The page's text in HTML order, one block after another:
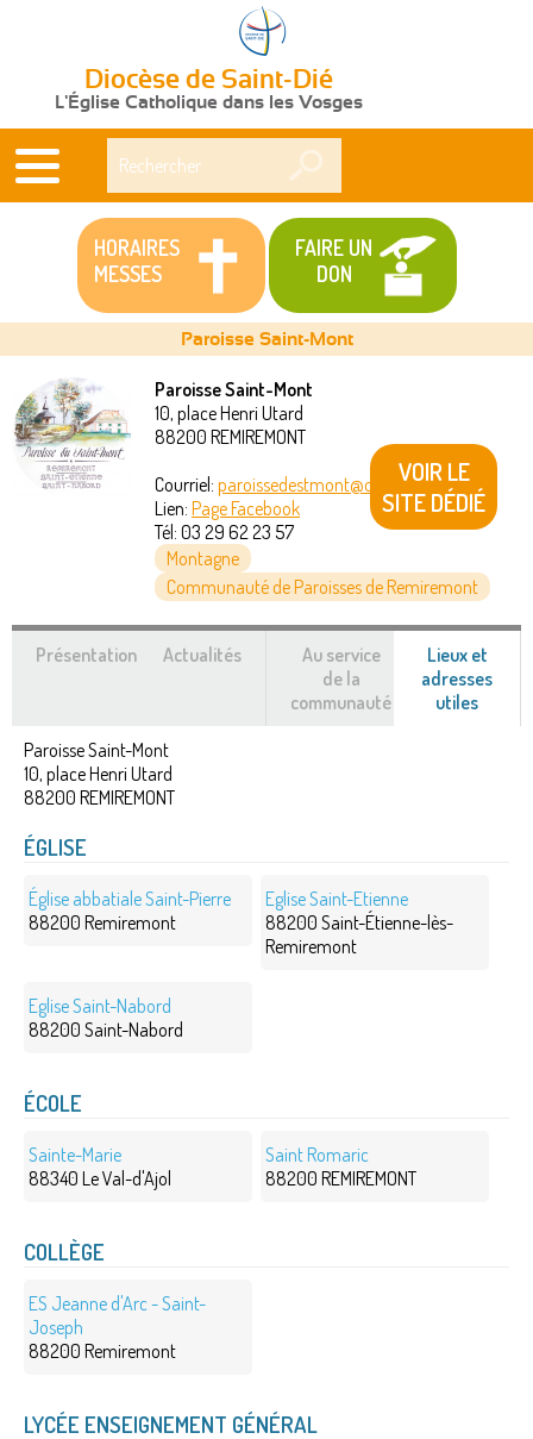
Diocèse de Saint-Dié
L'Église Catholique dans les Vosges
HORAIRES
MESSES
FAIRE UN
DON
Vous
êtes
Paroisse Saint-Mont
Paroisse Saint-Mont
10, place Henri Utard
88200 REMIREMONT
Courriel: paroissedestmont@orange.fr
Lien: Page Facebook
Tél: 03 29 62 23 57
Montagne
Communauté de Paroisses de Remiremont
VOIR LE
SITE DÉDIÉ
Présentation Actualités
Au service
de la
communauté
Lieux et
adresses
utiles
actif)
Paroisse Saint-Mont
10, place Henri Utard
88200 REMIREMONT
ÉGLISE
Église abbatiale Saint-Pierre
88200 Remiremont
Eglise Saint-Etienne
88200 Saint-Étienne-lès-
Remiremont
Eglise Saint-Nabord
88200 Saint-Nabord
ÉCOLE
Sainte-Marie
88340 Le Val-d'Ajol
Saint Romaric
88200 REMIREMONT
COLLÈGE
ES Jeanne d'Arc - Saint-
Joseph
88200 Remiremont
LYCÉE ENSEIGNEMENT GÉNÉRAL